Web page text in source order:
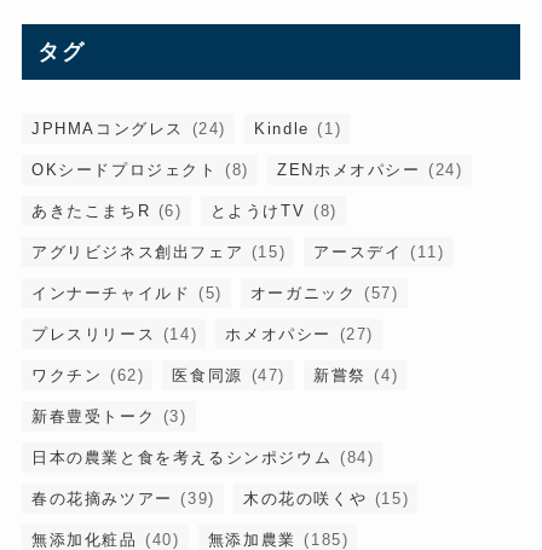
タグ
JPHMAコングレス (24) Kindle (1)
OKシードプロジェクト (8) ZENホメオパシー (24)
あきたこまちR (6) とようけTV (8)
アグリビジネス創出フェア (15) アースデイ (11)
インナーチャイルド (5) オーガニック (57)
プレスリリース (14) ホメオパシー (27)
ワクチン (62) 医食同源 (47) 新嘗祭 (4)
新春豊受トーク (3)
日本の農業と食を考えるシンポジウム (84)
春の花摘みツアー (39) 木の花の咲くや (15)
無添加化粧品 (40) 無添加農業 (185)